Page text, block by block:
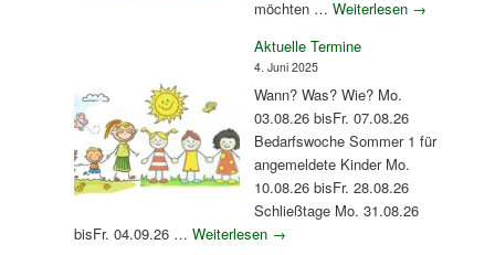
möchten … Weiterlesen →
Aktuelle Termine
4. Juni 2025
Wann? Was? Wie? Mo.
03.08.26 bisFr. 07.08.26
Bedarfswoche Sommer 1 für
angemeldete Kinder Mo.
10.08.26 bisFr. 28.08.26
Schließtage Mo. 31.08.26
bisFr. 04.09.26 … Weiterlesen →